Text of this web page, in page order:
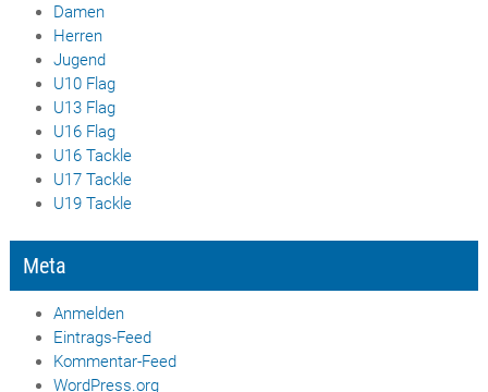
Damen
Herren
Jugend
U10 Flag
U13 Flag
U16 Flag
U16 Tackle
U17 Tackle
U19 Tackle
Meta
Anmelden
Eintrags-Feed
Kommentar-Feed
WordPress.org